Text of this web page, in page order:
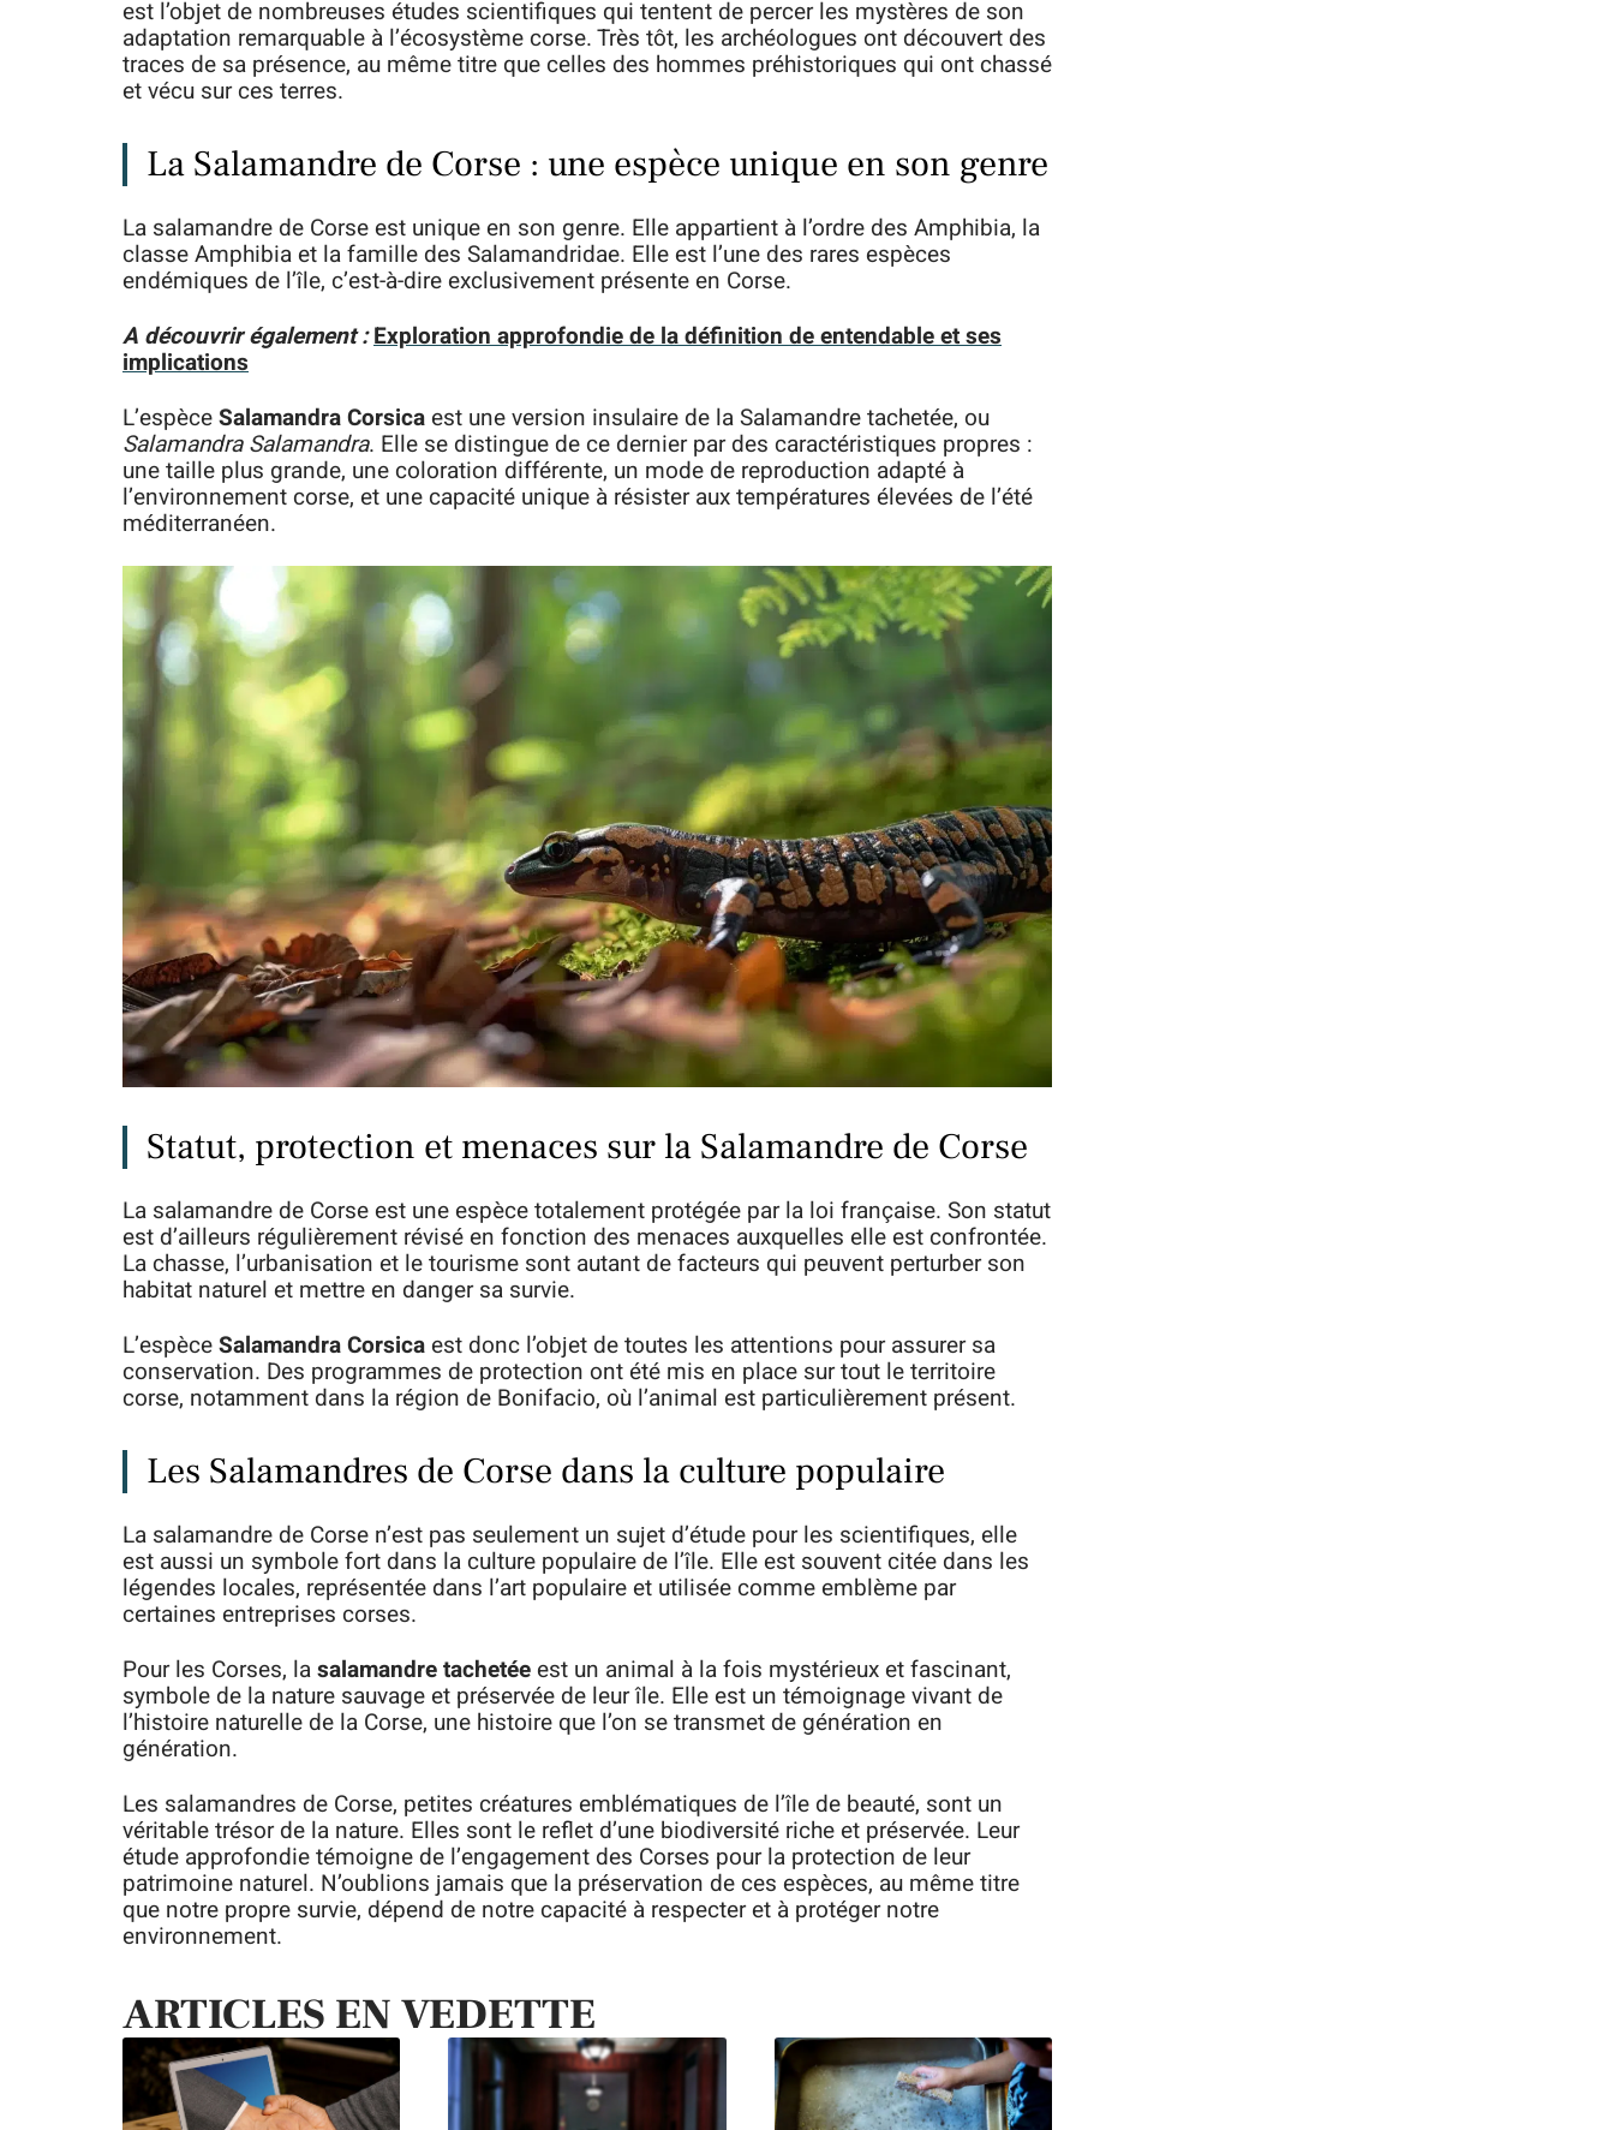
est l’objet de nombreuses études scientifiques qui tentent de percer les mystères de son
adaptation remarquable à l’écosystème corse. Très tôt, les archéologues ont découvert des
traces de sa présence, au même titre que celles des hommes préhistoriques qui ont chassé
et vécu sur ces terres.
La Salamandre de Corse : une espèce unique en son genre
La salamandre de Corse est unique en son genre. Elle appartient à l’ordre des Amphibia, la
classe Amphibia et la famille des Salamandridae. Elle est l’une des rares espèces
endémiques de l’île, c’est-à-dire exclusivement présente en Corse.
A découvrir également :Exploration approfondie de la définition de entendable et ses
implications
L’espèceSalamandra Corsicaest une version insulaire de la Salamandre tachetée, ou
Salamandra Salamandra. Elle se distingue de ce dernier par des caractéristiques propres :
une taille plus grande, une coloration différente, un mode de reproduction adapté à
l’environnement corse, et une capacité unique à résister aux températures élevées de l’été
méditerranéen.
Statut, protection et menaces sur la Salamandre de Corse
La salamandre de Corse est une espèce totalement protégée par la loi française. Son statut
est d’ailleurs régulièrement révisé en fonction des menaces auxquelles elle est confrontée.
La chasse, l’urbanisation et le tourisme sont autant de facteurs qui peuvent perturber son
habitat naturel et mettre en danger sa survie.
L’espèceSalamandra Corsicaest donc l’objet de toutes les attentions pour assurer sa
conservation. Des programmes de protection ont été mis en place sur tout le territoire
corse, notamment dans la région de Bonifacio, où l’animal est particulièrement présent.
Les Salamandres de Corse dans la culture populaire
La salamandre de Corse n’est pas seulement un sujet d’étude pour les scientifiques, elle
est aussi un symbole fort dans la culture populaire de l’île. Elle est souvent citée dans les
légendes locales, représentée dans l’art populaire et utilisée comme emblème par
certaines entreprises corses.
Pour les Corses, lasalamandre tachetéeest un animal à la fois mystérieux et fascinant,
symbole de la nature sauvage et préservée de leur île. Elle est un témoignage vivant de
l’histoire naturelle de la Corse, une histoire que l’on se transmet de génération en
génération.
Les salamandres de Corse, petites créatures emblématiques de l’île de beauté, sont un
véritable trésor de la nature. Elles sont le reflet d’une biodiversité riche et préservée. Leur
étude approfondie témoigne de l’engagement des Corses pour la protection de leur
patrimoine naturel. N’oublions jamais que la préservation de ces espèces, au même titre
que notre propre survie, dépend de notre capacité à respecter et à protéger notre
environnement.
ARTICLES EN VEDETTE